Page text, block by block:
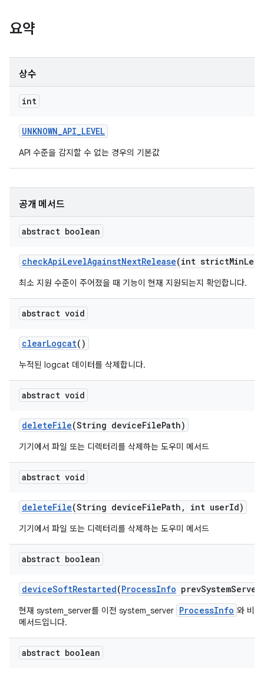
요약
상수
int
UNKNOWN_API_LEVEL
API 수준을 감지할 수 없는 경우의 기본값
공개 메서드
abstract boolean
checkApiLevelAgainstNextRelease(int strictMin
최소 지원 수준이 주어졌을 때 기능이 현재 지원되는지 확인합니다.
abstract void
clearLogcat()
누적된 logcat 데이터를 삭제합니다.
abstract void
deleteFile(String deviceFilePath)
기기에서 파일 또는 디렉터리를 삭제하는 도우미 메서드
abstract void
deleteFile(String deviceFilePath , int userId)
기기에서 파일 또는 디렉터리를 삭제하는 도우미 메서드
abstract boolean
deviceSoftRestarted(ProcessInfo prevSystemServer
현재 system_server를 이전 system_server ProcessInfo 와 비
메서드입니다.
abstract boolean